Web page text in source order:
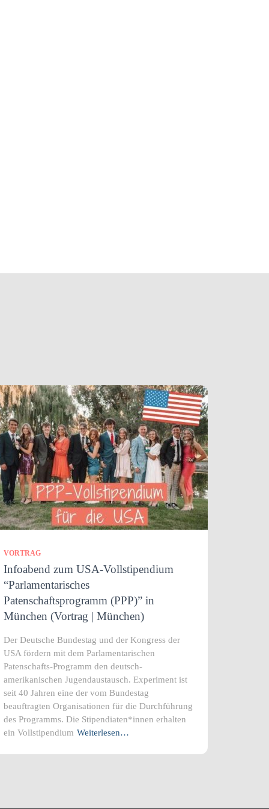
VORTRAG
Infoabend zum USA-Vollstipendium
“Parlamentarisches
Patenschaftsprogramm (PPP)” in
München (Vortrag | München)
Der Deutsche Bundestag und der Kongress der
USA fördern mit dem Parlamentarischen
Patenschafts-Programm den deutsch-
amerikanischen Jugendaustausch. Experiment ist
seit 40 Jahren eine der vom Bundestag
beauftragten Organisationen für die Durchführung
des Programms. Die Stipendiaten*innen erhalten
ein Vollstipendium Weiterlesen…